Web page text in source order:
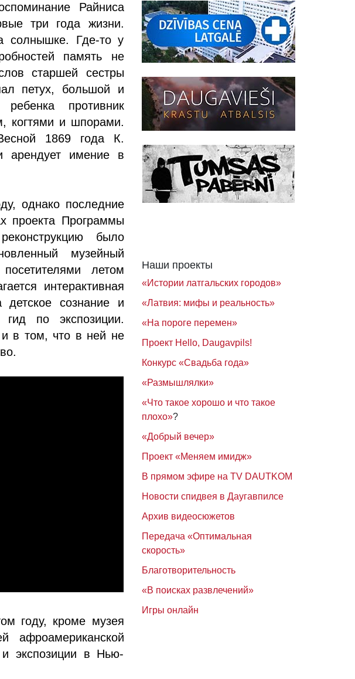
Райниса
три года жизни.
солнышке. Где-то у
память не
старшей сестры
петух, большой и
противник
когтями и шпорами.
1869 года К.
арендует имение в
однако последние
проекта Программы
было
музейный
летом
интерактивная
сознание и
по экспозиции.
и в том, что в ней не
году, кроме музея
афроамериканской
экспозиции в Нью-
Наши проекты
«Истории латгальских городов»
«Латвия: мифы и реальность»
«На пороге перемен»
Проект Hello, Daugavpils!
Конкурс «Свадьба года»
«Размышлялки»
«Что такое хорошо и что такое
плохо»?
«Добрый вечер»
Проект «Меняем имидж»
В прямом эфире на TV DAUTKOM
Новости спидвея в Даугавпилсе
Архив видеосюжетов
Передача «Оптимальная
скорость»
Благотворительность
«В поисках развлечений»
Игры онлайн